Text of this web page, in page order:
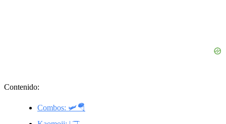
Contenido:
Combos: 🛩️🪂